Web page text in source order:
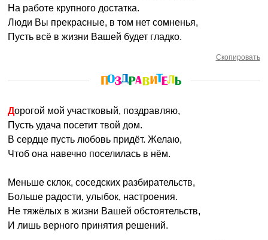
На работе крупного достатка.
Люди Вы прекрасные, в том нет сомненья,
Пусть всё в жизни Вашей будет гладко.
Скопировать
Дорогой мой участковый, поздравляю,
Пусть удача посетит твой дом.
В сердце пусть любовь придёт. Желаю,
Чтоб она навечно поселилась в нём.
Меньше склок, соседских разбирательств,
Больше радости, улыбок, настроения.
Не тяжёлых в жизни Вашей обстоятельств,
И лишь верного принятия решений.